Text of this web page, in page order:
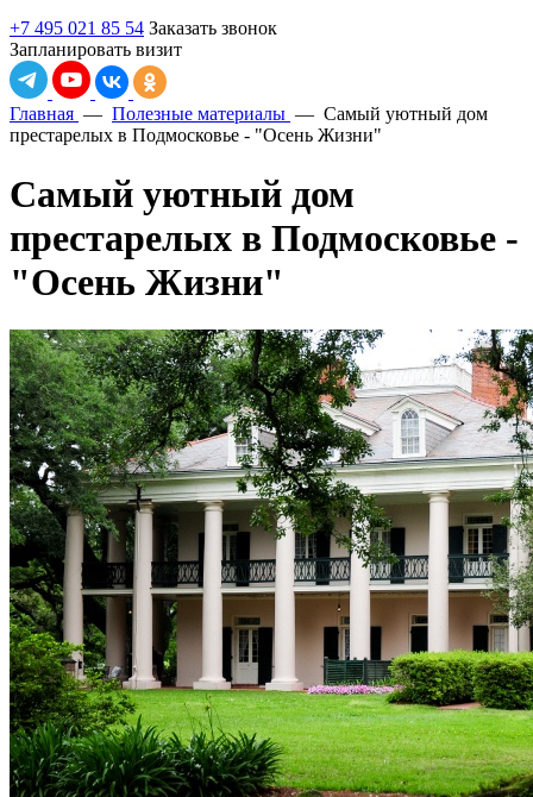
+7 495 021 85 54 Заказать звонок
Запланировать визит
Главная — Полезные материалы — Самый уютный дом
престарелых в Подмосковье - "Осень Жизни"
Самый уютный дом
престарелых в Подмосковье -
"Осень Жизни"